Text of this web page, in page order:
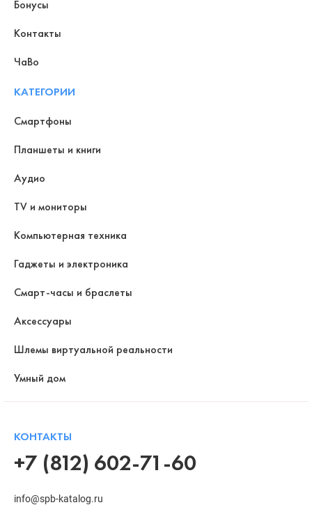
Бонусы
Контакты
ЧаВо
КАТЕГОРИИ
Смартфоны
Планшеты и книги
Аудио
TV и мониторы
Компьютерная техника
Гаджеты и электроника
Смарт-часы и браслеты
Аксессуары
Шлемы виртуальной реальности
Умный дом
КОНТАКТЫ
+7 (812) 602-71-60
info@spb-katalog.ru